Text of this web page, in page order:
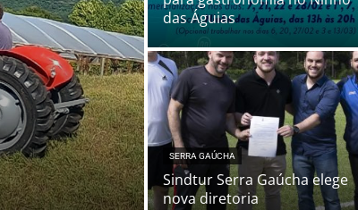
das Águias
SERRA GAÚCHA
Sindtur Serra Gaúcha elege
nova diretoria